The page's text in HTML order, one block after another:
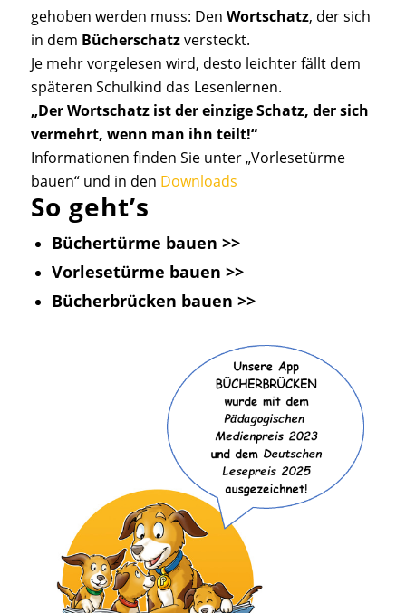
gehoben werden muss: Den Wortschatz, der sich
in dem Bücherschatzversteckt.
Je mehr vorgelesen wird, desto leichter fällt dem
späteren Schulkind das Lesenlernen.
„Der Wortschatz ist der einzige Schatz, der sich
vermehrt, wenn man ihn teilt!“
Informationen finden Sie unter „Vorlesetürme
bauen“ und in den Downloads
So geht’s
Büchertürme bauen >>
Vorlesetürme bauen >>
Bücherbrücken bauen >>